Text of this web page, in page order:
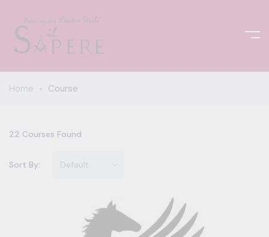
Home Course
22 Courses Found
Sort By: